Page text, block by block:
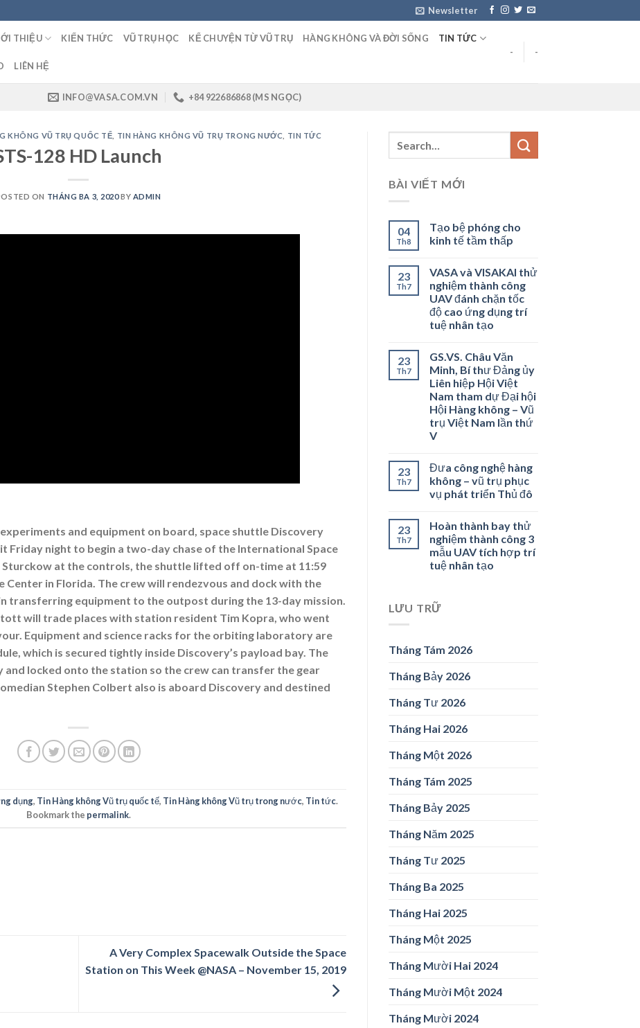
Newsletter
THIỆU KIẾN THỨC VŨ TRỤ HỌC KỂ CHUYỆN TỪ VŨ TRỤ HÀNG KHÔNG VÀ ĐỜI SỐNG TIN TỨC
LIÊN HỆ
- -
INFO@VASA.COM.VN +84 922686868 (MS NGỌC)
KHÔNG VŨ TRỤ QUỐC TẾ TIN HÀNG KHÔNG VŨ TRỤ TRONG NƯỚC TIN TỨC
128 HD Launch
ON THÁNG BA 3, 2020BY ADMIN
and equipment on board, space shuttle Discovery
Friday night to begin a two-day chase of the International Space
Sturckow at the controls, the shuttle lifted off on-time at 11:59
Center in Florida. The crew will rendezvous and dock with the
transferring equipment to the outpost during the 13-day mission.
will trade places with station resident Tim Kopra, who went
Equipment and science racks for the orbiting laboratory are
which is secured tightly inside Discovery’s payload bay. The
locked onto the station so the crew can transfer the gear
Stephen Colbert also is aboard Discovery and destined
dụng, Tin Hàng không Vũ trụ quốc tế, Tin Hàng không Vũ trụ trong nước, Tin tức.
Bookmark the permalink.
A Very Complex Spacewalk Outside the Space
Station on This Week @NASA – November 15, 2019
BÀI VIẾT MỚI
04
Th8
Tạo bệ phóng cho
kinh tế tầm thấp
23
Th7
VASA và VISAKAI thử
nghiệm thành công
UAV đánh chặn tốc
độ cao ứng dụng trí
tuệ nhân tạo
23
Th7
GS.VS. Châu Văn
Minh, Bí thư Đảng ủy
Liên hiệp Hội Việt
Nam tham dự Đại hội
Hội Hàng không – Vũ
trụ Việt Nam lần thứ
V
23
Th7
Đưa công nghệ hàng
không – vũ trụ phục
vụ phát triển Thủ đô
23
Th7
Hoàn thành bay thử
nghiệm thành công 3
mẫu UAV tích hợp trí
tuệ nhân tạo
LƯU TRỮ
Tháng Tám 2026
Tháng Bảy 2026
Tháng Tư 2026
Tháng Hai 2026
Tháng Một 2026
Tháng Tám 2025
Tháng Bảy 2025
Tháng Năm 2025
Tháng Tư 2025
Tháng Ba 2025
Tháng Hai 2025
Tháng Một 2025
Tháng Mười Hai 2024
Tháng Mười Một 2024
Tháng Mười 2024